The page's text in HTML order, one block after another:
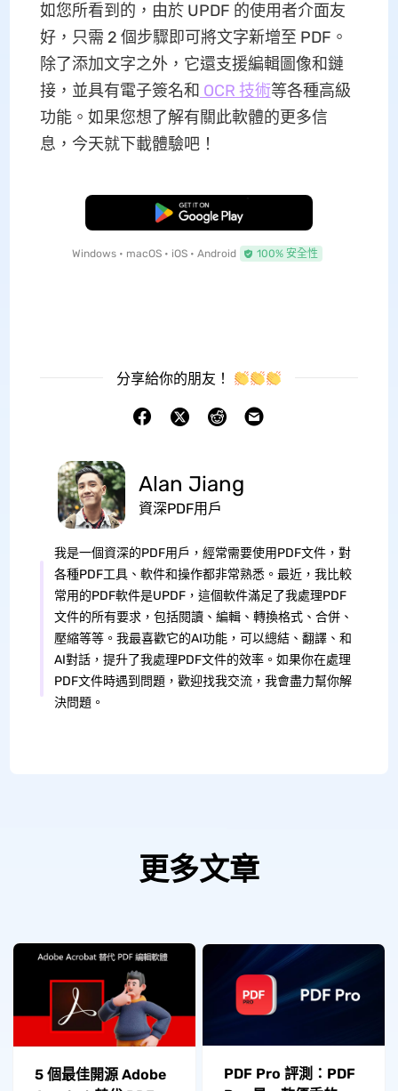
如您所看到的，由於 UPDF 的使用者介面友
好，只需 2 個步驟即可將文字新增至 PDF。
除了添加文字之外，它還支援編輯圖像和鏈
接，並具有電子簽名和 OCR 技術等各種高級
功能。如果您想了解有關此軟體的更多信
息，今天就下載體驗吧！
免費下載
Windows • macOS • iOS • Android 100% 安全性
分享給你的朋友！
Alan Jiang
資深PDF用戶
我是一個資深的PDF用戶，經常需要使用PDF文件，對
各種PDF工具、軟件和操作都非常熟悉。最近，我比較
常用的PDF軟件是UPDF，這個軟件滿足了我處理PDF
文件的所有要求，包括閱讀、編輯、轉換格式、合併、
壓縮等等。我最喜歡它的AI功能，可以總結、翻譯、和
AI對話，提升了我處理PDF文件的效率。如果你在處理
PDF文件時遇到問題，歡迎找我交流，我會盡力幫你解
決問題。
更多文章
5 個最佳開源 Adob​​e
PDF Pro 評測：PDF